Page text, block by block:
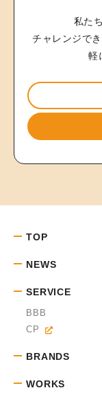
私た
チャレンジで
軽
TOP
NEWS
SERVICE
BBB
CP
BRANDS
WORKS